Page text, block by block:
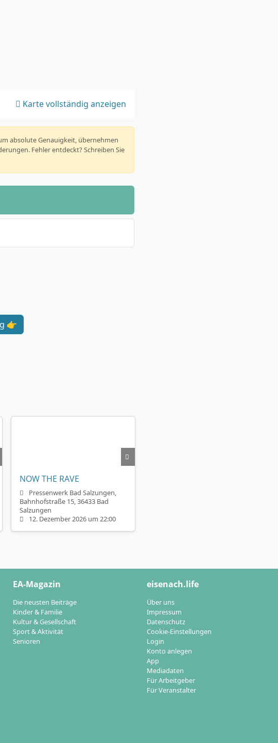
Karte vollständig anzeigen
absolute Genauigkeit, übernehmen
Fehler entdeckt? Schreiben Sie
👉
NOW THE RAVE
Pressenwerk Bad Salzungen,
Bahnhofstraße 15, 36433 Bad
Salzungen
12. Dezember 2026 um 22:00
EA-Magazin
Die neusten Beiträge
Kinder & Familie
Kultur & Gesellschaft
Sport & Aktivität
Senioren
eisenach.life
Über uns
Impressum
Datenschutz
Cookie-Einstellungen
Login
Konto anlegen
App
Mediadaten
Für Arbeitgeber
Für Veranstalter